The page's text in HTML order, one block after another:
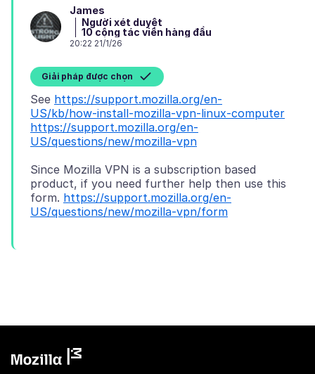
James
Người xét duyệt
10 cộng tác viên hàng đầu
20:22 21/1/26
Giải pháp được chọn
See https://support.mozilla.org/en-
US/kb/how-install-mozilla-vpn-linux-computer
https://support.mozilla.org/en-
US/questions/new/mozilla-vpn
Since Mozilla VPN is a subscription based
product, if you need further help then use this
form. https://support.mozilla.org/en-
US/questions/new/mozilla-vpn/form